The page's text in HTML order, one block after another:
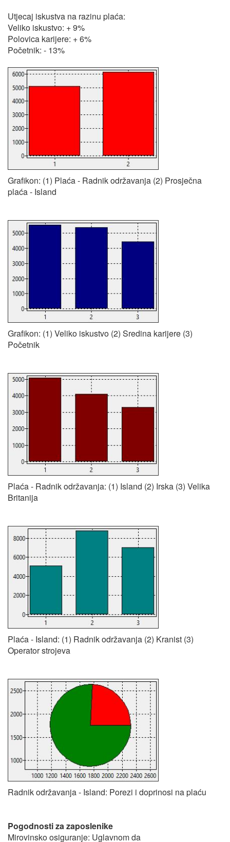
Utjecaj iskustva na razinu plaća:
Veliko iskustvo: + 9%
Polovica karijere: + 6%
Početnik: - 13%
Grafikon: (1) Plaća - Radnik održavanja (2) Prosječna
plaća - Island
Grafikon: (1) Veliko iskustvo (2) Sredina karijere (3)
Početnik
Plaća - Radnik održavanja: (1) Island (2) Irska (3) Velika
Britanija
Plaća - Island: (1) Radnik održavanja (2) Kranist (3)
Operator strojeva
Radnik održavanja - Island: Porezi i doprinosi na plaću
Pogodnosti za zaposlenike
Mirovinsko osiguranje: Uglavnom da